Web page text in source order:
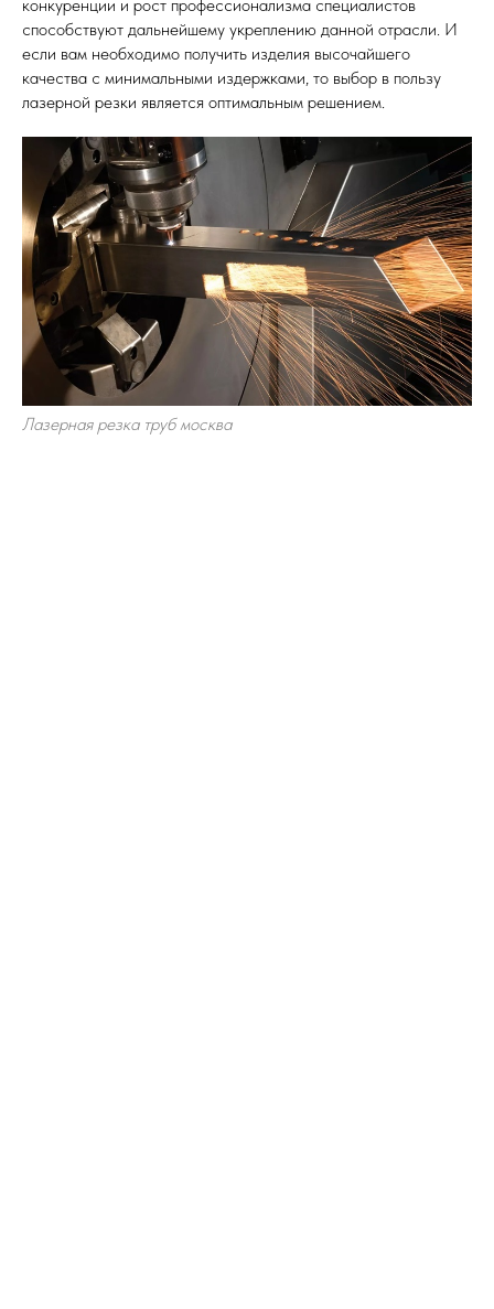
конкуренции и рост профессионализма специалистов
способствуют дальнейшему укреплению данной отрасли. И
если вам необходимо получить изделия высочайшего
качества с минимальными издержками, то выбор в пользу
лазерной резки является оптимальным решением.
Лазерная резка труб москва